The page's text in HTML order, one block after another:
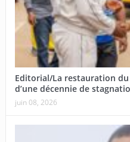
Editorial/La restauration
d’une décennie de
juin 08, 2026